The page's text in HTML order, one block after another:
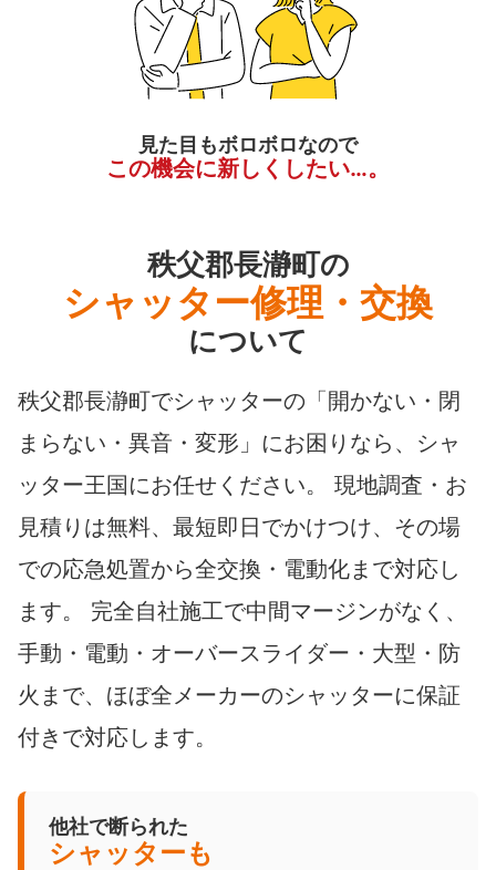
見た目もボロボロなので
この機会に新しくしたい…。
秩父郡長瀞町の
シャッター修理・交換
について
秩父郡長瀞町でシャッターの「開かない・閉
まらない・異音・変形」にお困りなら、シャ
ッター王国にお任せください。 現地調査・お
見積りは無料、最短即日でかけつけ、その場
での応急処置から全交換・電動化まで対応し
ます。 完全自社施工で中間マージンがなく、
手動・電動・オーバースライダー・大型・防
火まで、ほぼ全メーカーのシャッターに保証
付きで対応します。
他社で断られた
シャッターも